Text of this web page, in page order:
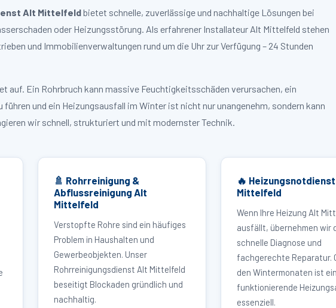
Alt Mittelfeldbietet schnelle, zuverlässige und nachhaltige Lösungen bei
oder Heizungsstörung. Als erfahrener Installateur Alt Mittelfeld stehen
und Immobilienverwaltungen rund um die Uhr zur Verfügung – 24 Stunden
Ein Rohrbruch kann massive Feuchtigkeitsschäden verursachen, ein
und ein Heizungsausfall im Winter ist nicht nur unangenehm, sondern kann
wir schnell, strukturiert und mit modernster Technik.
🚿 Rohrreinigung &
Abflussreinigung Alt
Mittelfeld
Verstopfte Rohre sind ein häufiges
Problem in Haushalten und
Gewerbeobjekten. Unser
Rohrreinigungsdienst Alt Mittelfeld
beseitigt Blockaden gründlich und
nachhaltig.
🔥
Mittelfeld
Wenn Ihre Heizung Alt
ausfällt, übernehmen wir
schnelle Diagnose und
fachgerechte Reparatur.
den Wintermonaten ist
funktionierende
essenziell.